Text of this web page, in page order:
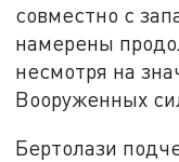
совместно с
намерены
несмотря на
Вооруженных
Бертолази